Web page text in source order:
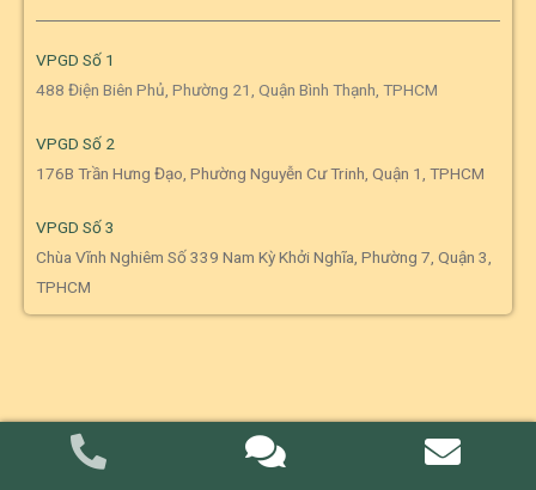
VPGD Số 1
488 Điện Biên Phủ, Phường 21, Quận Bình Thạnh, TPHCM
VPGD Số 2
176B Trần Hưng Đạo, Phường Nguyễn Cư Trinh, Quận 1, TPHCM
VPGD Số 3
Chùa Vĩnh Nghiêm Số 339 Nam Kỳ Khởi Nghĩa, Phường 7, Quận 3,
TPHCM